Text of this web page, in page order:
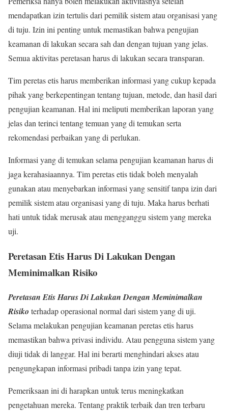
mendapatkan izin tertulis dari pemilik sistem atau organisasi yang
di tuju. Izin ini penting untuk memastikan bahwa pengujian
keamanan di lakukan secara sah dan dengan tujuan yang jelas.
Semua aktivitas peretasan harus di lakukan secara transparan.
Tim peretas etis harus memberikan informasi yang cukup kepada
pihak yang berkepentingan tentang tujuan, metode, dan hasil dari
pengujian keamanan. Hal ini meliputi memberikan laporan yang
jelas dan terinci tentang temuan yang di temukan serta
rekomendasi perbaikan yang di perlukan.
Informasi yang di temukan selama pengujian keamanan harus di
jaga kerahasiaannya. Tim peretas etis tidak boleh menyalah
gunakan atau menyebarkan informasi yang sensitif tanpa izin dari
pemilik sistem atau organisasi yang di tuju. Maka harus berhati
hati untuk tidak merusak atau mengganggu sistem yang mereka
uji.
Peretasan Etis Harus Di Lakukan Dengan
Meminimalkan Risiko
Peretasan Etis Harus Di Lakukan Dengan Meminimalkan
Risiko terhadap operasional normal dari sistem yang di uji.
Selama melakukan pengujian keamanan peretas etis harus
memastikan bahwa privasi individu. Atau pengguna sistem yang
diuji tidak di langgar. Hal ini berarti menghindari akses atau
pengungkapan informasi pribadi tanpa izin yang tepat.
Pemeriksaan ini di harapkan untuk terus meningkatkan
pengetahuan mereka. Tentang praktik terbaik dan tren terbaru